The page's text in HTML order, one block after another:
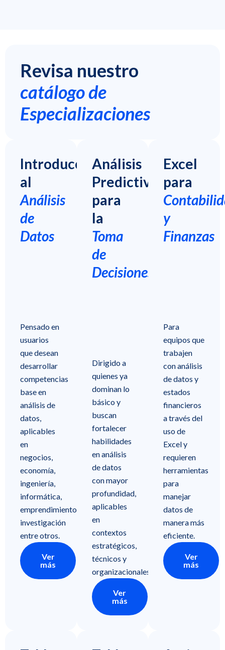
Revisa nuestro
catálogo de
Especializaciones
Introducción
al
Análisis
de
Datos
Pensado en
usuarios
que desean
desarrollar
competencias
base en
análisis de
datos,
aplicables
en
negocios,
economía,
ingeniería,
informática,
emprendimiento,
investigación
entre otros.
Ver
más
Análisis
Predictivo
para
la
Toma
de
Decisiones
Dirigido a
quienes ya
dominan lo
básico y
buscan
fortalecer
habilidades
en análisis
de datos
con mayor
profundidad,
aplicables
en
contextos
estratégicos,
técnicos y
organizacionales.
Ver
más
Excel
para
y
Finanzas
Para
equipos que
trabajen
con análisis
de datos y
estados
financieros
a través del
uso de
Excel y
requieren
herramientas
para
manejar
datos de
manera más
eficiente.
Ver
más